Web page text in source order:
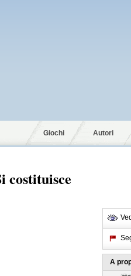
Giochi Autori
costituisce
A